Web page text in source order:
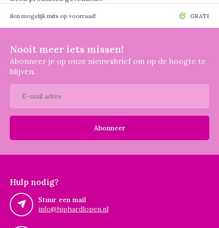
mits op voorraad! GRATIS
Nooit meer iets missen!
Abonneer je op onze nieuwsbrief om op de hoogte te
blijven.
Abonneer
Hulp nodig?
Stuur een mail
info@hiphardlopen.nl